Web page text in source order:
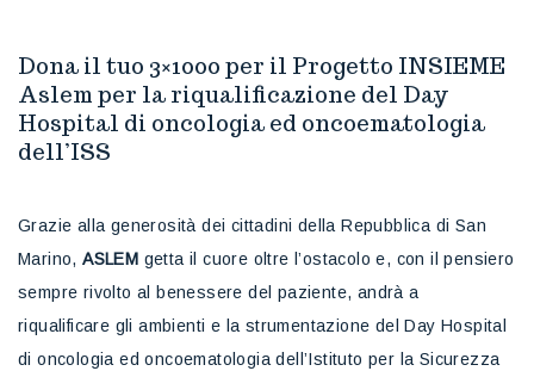
Dona il tuo 3×1000 per il Progetto INSIEME
Aslem per la riqualificazione del Day
Hospital di oncologia ed oncoematologia
dell’ISS
Grazie alla generosità dei cittadini della Repubblica di San
Marino,ASLEM getta il cuore oltre l’ostacolo e, con il pensiero
sempre rivolto al benessere del paziente, andrà a
riqualificare gli ambienti e la strumentazione del Day Hospital
di oncologia ed oncoematologia dell’Istituto per la Sicurezza